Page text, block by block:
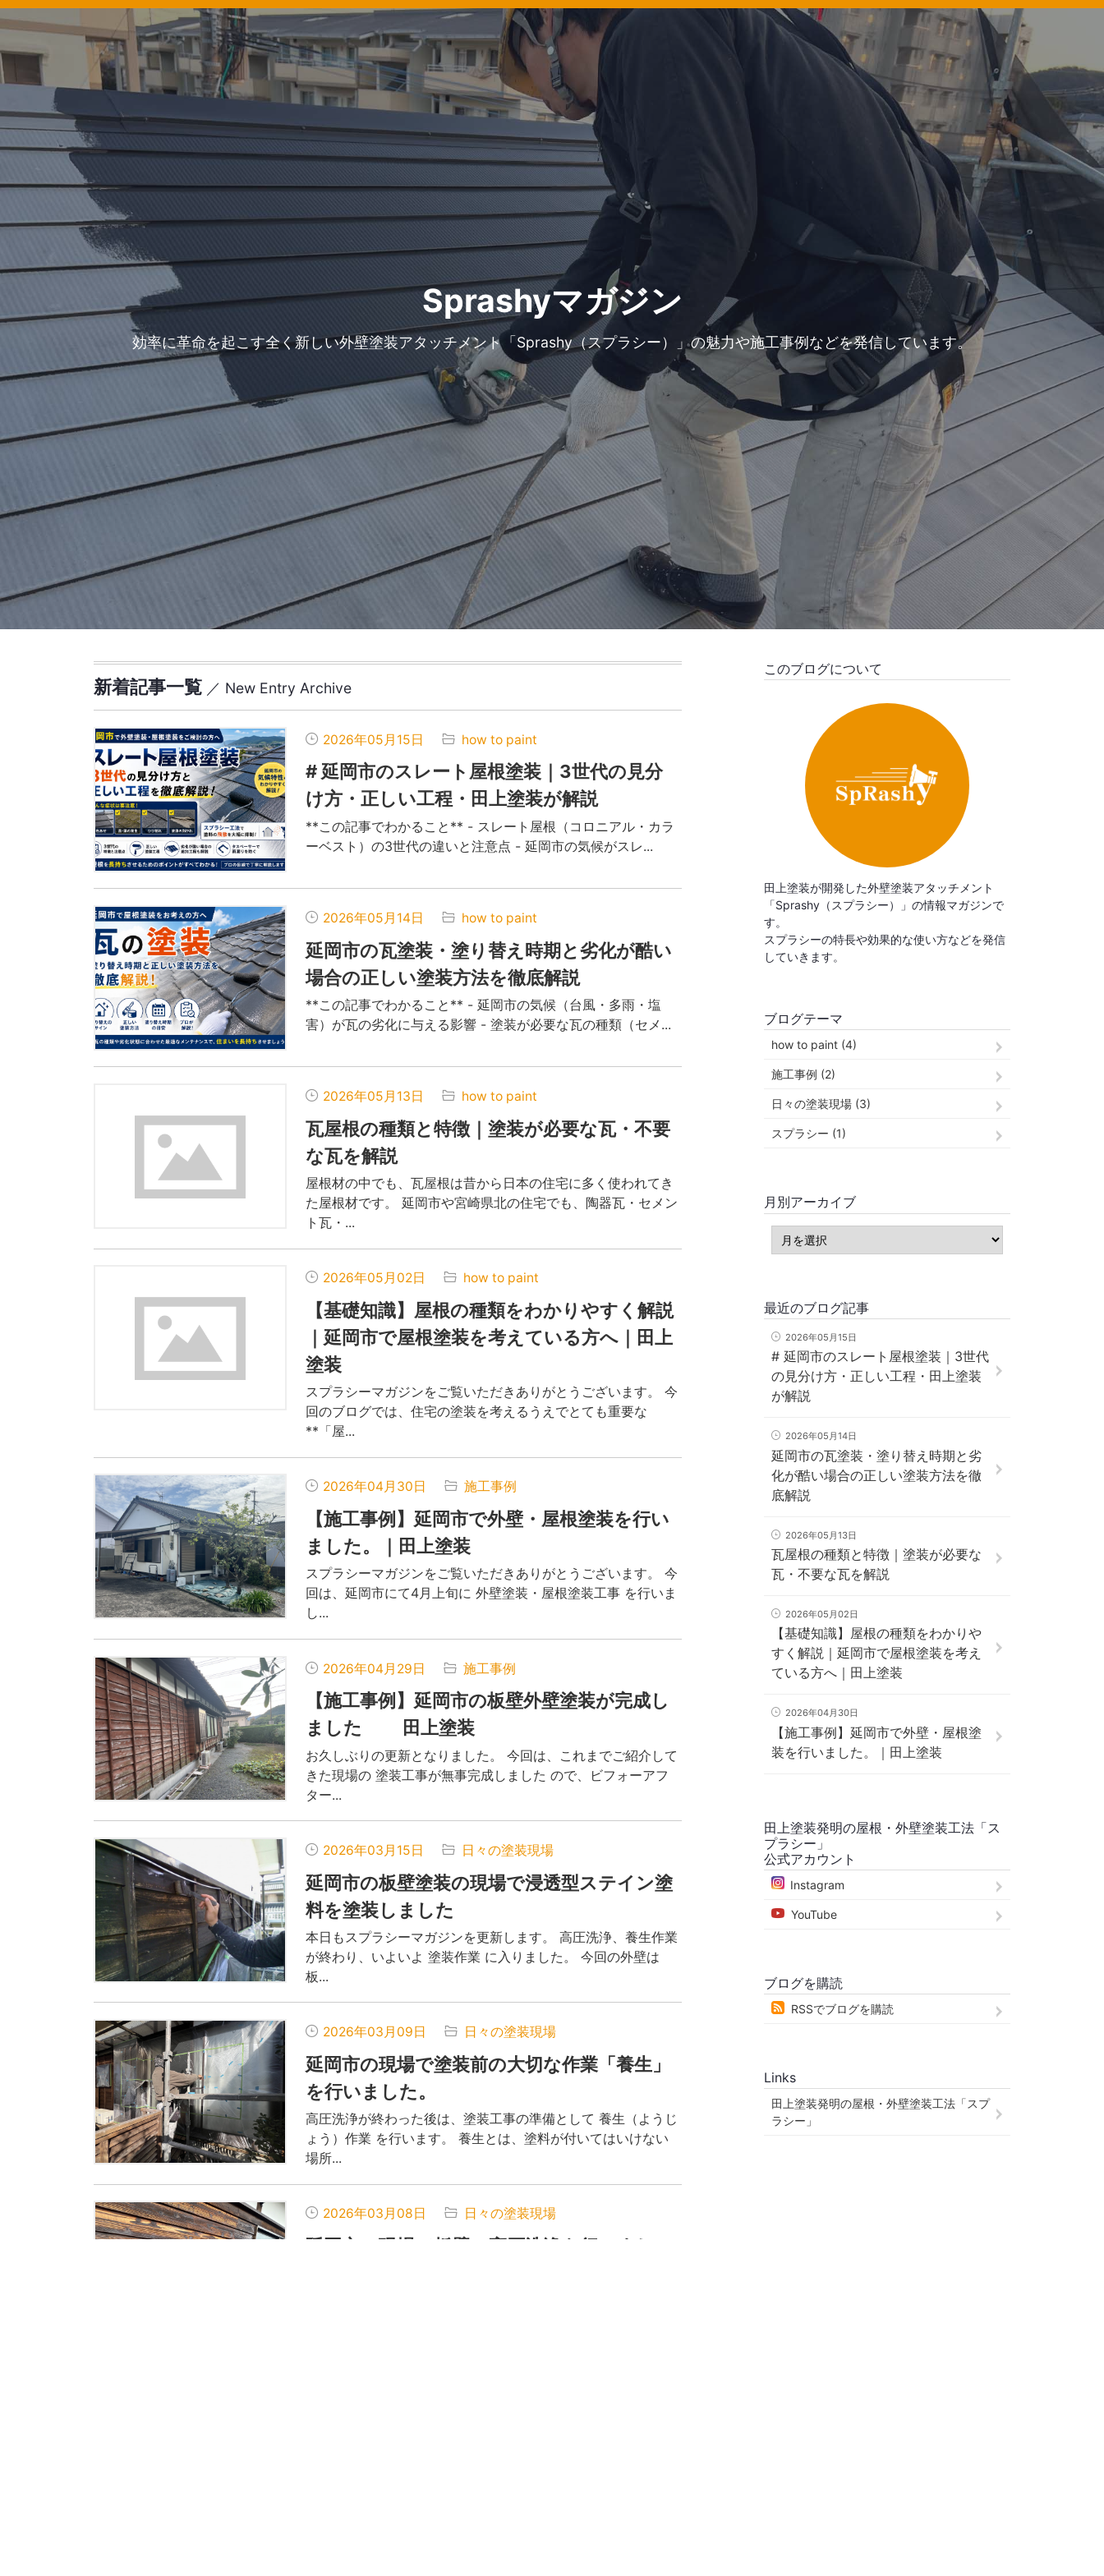
Sprashyマガジン
効率に革命を起こす全く新しい外壁塗装アタッチメント「Sprashy（スプラシー）」の魅力や施工事例などを発信しています。
新着記事一覧 ／ New Entry Archive
2026年05月15日 how to paint
# 延岡市のスレート屋根塗装｜3世代の見分
け方・正しい工程・田上塗装が解説
**この記事でわかること** - スレート屋根（コロニアル・カラ
ーベスト）の3世代の違いと注意点 - 延岡市の気候がスレ...
2026年05月14日 how to paint
延岡市の瓦塗装・塗り替え時期と劣化が酷い
場合の正しい塗装方法を徹底解説
**この記事でわかること** - 延岡市の気候（台風・多雨・塩
害）が瓦の劣化に与える影響 - 塗装が必要な瓦の種類（セメ...
2026年05月13日 how to paint
瓦屋根の種類と特徴｜塗装が必要な瓦・不要
な瓦を解説
屋根材の中でも、瓦屋根は昔から日本の住宅に多く使われてき
た屋根材です。 延岡市や宮崎県北の住宅でも、陶器瓦・セメン
ト瓦・...
2026年05月02日 how to paint
【基礎知識】屋根の種類をわかりやすく解説
｜延岡市で屋根塗装を考えている方へ｜田上
塗装
スプラシーマガジンをご覧いただきありがとうございます。 今
回のブログでは、住宅の塗装を考えるうえでとても重要な
**「屋...
2026年04月30日 施工事例
【施工事例】延岡市で外壁・屋根塗装を行い
ました。｜田上塗装
スプラシーマガジンをご覧いただきありがとうございます。 今
回は、延岡市にて4月上旬に 外壁塗装・屋根塗装工事 を行いま
し...
2026年04月29日 施工事例
【施工事例】延岡市の板壁外壁塗装が完成し
ました 田上塗装
お久しぶりの更新となりました。 今回は、これまでご紹介して
きた現場の 塗装工事が無事完成しました ので、ビフォーアフ
ター...
2026年03月15日 日々の塗装現場
延岡市の板壁塗装の現場で浸透型ステイン塗
料を塗装しました
本日もスプラシーマガジンを更新します。 高圧洗浄、養生作業
が終わり、いよいよ 塗装作業 に入りました。 今回の外壁は
板...
2026年03月09日 日々の塗装現場
延岡市の現場で塗装前の大切な作業「養生」
を行いました。
高圧洗浄が終わった後は、塗装工事の準備として 養生（ようじ
ょう）作業 を行います。 養生とは、塗料が付いてはいけない
場所...
2026年03月08日 日々の塗装現場
延岡市の現場で板壁の高圧洗浄を行いまし
このブログについて
田上塗装が開発した外壁塗装アタッチメント
「Sprashy（スプラシー）」の情報マガジンで
す。
スプラシーの特長や効果的な使い方などを発信
していきます。
ブログテーマ
how to paint (4)
施工事例 (2)
日々の塗装現場 (3)
スプラシー (1)
月別アーカイブ
最近のブログ記事
2026年05月15日
# 延岡市のスレート屋根塗装｜3世代
の見分け方・正しい工程・田上塗装
が解説
2026年05月14日
延岡市の瓦塗装・塗り替え時期と劣
化が酷い場合の正しい塗装方法を徹
底解説
2026年05月13日
瓦屋根の種類と特徴｜塗装が必要な
瓦・不要な瓦を解説
2026年05月02日
【基礎知識】屋根の種類をわかりや
すく解説｜延岡市で屋根塗装を考え
ている方へ｜田上塗装
2026年04月30日
【施工事例】延岡市で外壁・屋根塗
装を行いました。｜田上塗装
田上塗装発明の屋根・外壁塗装工法「ス
プラシー」
公式アカウント
Instagram
YouTube
ブログを購読
RSSでブログを購読
Links
田上塗装発明の屋根・外壁塗装工法「スプ
ラシー」